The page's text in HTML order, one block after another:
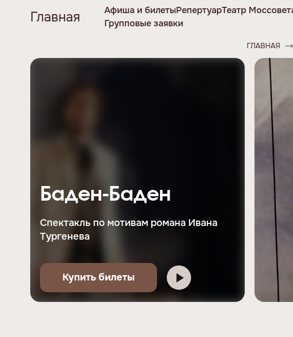
Главная Афиша и билетыРепертуарТеатр
Групповые заявки
ГЛАВНАЯ
Баден-Баден
Спектакль по мотивам романа Ивана
Тургенева
Купить билеты